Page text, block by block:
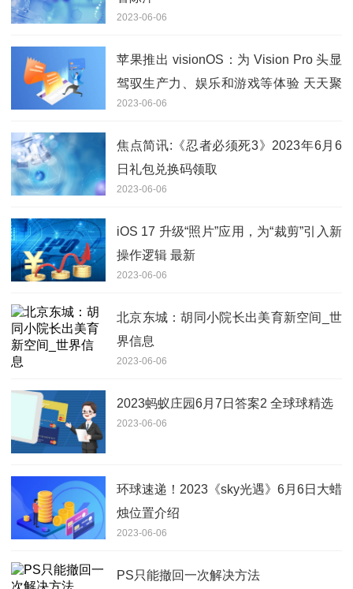
2023-06-06
苹果推出 visionOS：为 Vision Pro 头显
驾驭生产力、娱乐和游戏等体验 天天聚
看点
2023-06-06
焦点简讯:《忍者必须死3》2023年6月6
日礼包兑换码领取
2023-06-06
iOS 17 升级“照片”应用，为“裁剪”引入新
操作逻辑 最新
2023-06-06
北京东城：胡同小院长出美育新空间_世
界信息
2023-06-06
2023蚂蚁庄园6月7日答案2 全球球精选
2023-06-06
环球速递！2023《sky光遇》6月6日大蜡
烛位置介绍
2023-06-06
PS只能撤回一次解决方法